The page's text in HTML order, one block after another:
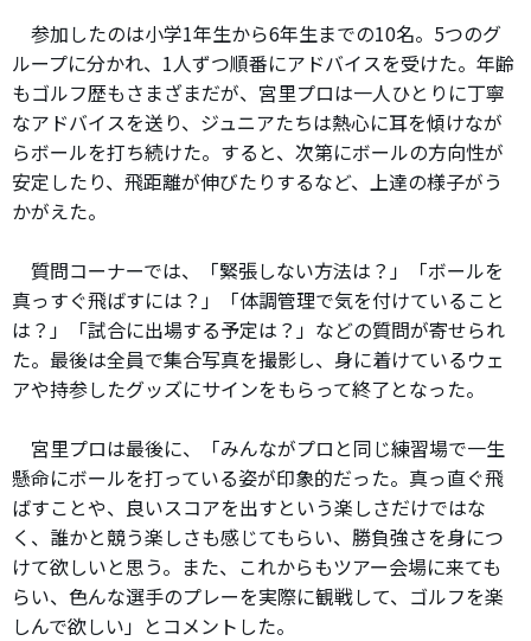
参加したのは小学1年生から6年生までの10名。5つのグ
ループに分かれ、1人ずつ順番にアドバイスを受けた。年齢
もゴルフ歴もさまざまだが、宮里プロは一人ひとりに丁寧
なアドバイスを送り、ジュニアたちは熱心に耳を傾けなが
らボールを打ち続けた。すると、次第にボールの方向性が
安定したり、飛距離が伸びたりするなど、上達の様子がう
かがえた。
質問コーナーでは、「緊張しない方法は？」「ボールを
真っすぐ飛ばすには？」「体調管理で気を付けていること
は？」「試合に出場する予定は？」などの質問が寄せられ
た。最後は全員で集合写真を撮影し、身に着けているウェ
アや持参したグッズにサインをもらって終了となった。
宮里プロは最後に、「みんながプロと同じ練習場で一生
懸命にボールを打っている姿が印象的だった。真っ直ぐ飛
ばすことや、良いスコアを出すという楽しさだけではな
く、誰かと競う楽しさも感じてもらい、勝負強さを身につ
けて欲しいと思う。また、これからもツアー会場に来ても
らい、色んな選手のプレーを実際に観戦して、ゴルフを楽
しんで欲しい」とコメントした。